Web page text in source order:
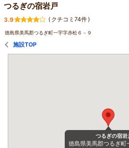
つるぎの宿岩戸
3.9 ( クチコミ74件)
徳島県美馬郡つるぎ町一宇字赤松６－９
施設TOP
つるぎの宿岩
徳島県美馬郡つるぎ町